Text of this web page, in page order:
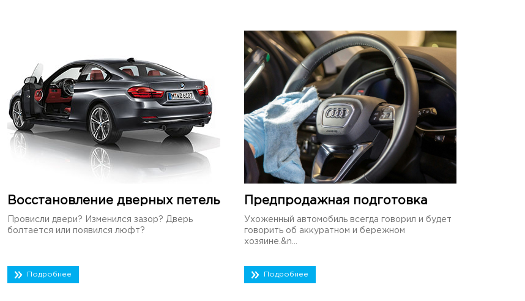
Восстановление дверных петель
Провисли двери? Изменился зазор? Дверь
болтается или появился люфт?
Подробнее
Предпродажная подготовка
Ухоженный автомобиль всегда говорил и будет
говорить об аккуратном и бережном
хозяине.&n...
Подробнее